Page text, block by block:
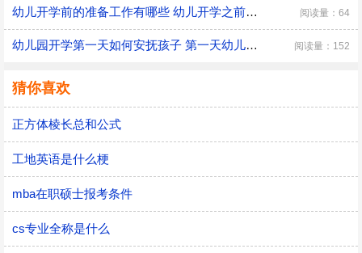
幼儿开学前的准备工作有哪些 幼儿开学之前具体的准备工作 阅读量：64
幼儿园开学第一天如何安抚孩子 第一天幼儿园开学安抚孩子的注意事项 阅读量：152
猜你喜欢
正方体棱长总和公式
工地英语是什么梗
mba在职硕士报考条件
cs专业全称是什么